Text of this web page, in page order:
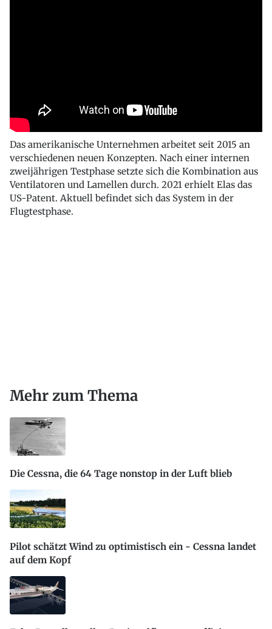
Das amerikanische Unternehmen arbeitet seit 2015 an
verschiedenen neuen Konzepten. Nach einer internen
zweijährigen Testphase setzte sich die Kombination aus
Ventilatoren und Lamellen durch. 2021 erhielt Elas das
US-Patent. Aktuell befindet sich das System in der
Flugtestphase.
Mehr zum Thema
Die Cessna, die 64 Tage nonstop in der Luft blieb
Pilot schätzt Wind zu optimistisch ein - Cessna landet
auf dem Kopf